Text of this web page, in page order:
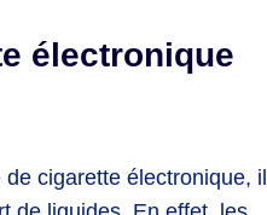
électronique
cigarette électronique, il